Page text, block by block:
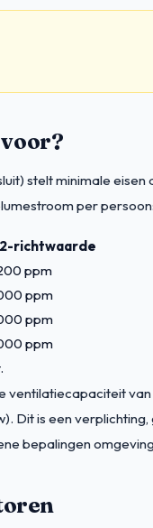
stelt minimale eisen
per persoon:
richtwaarde
ppm
ppm
ppm
ppm
ventilatiecapaciteit van
Dit is een verplichting,
bepalingen